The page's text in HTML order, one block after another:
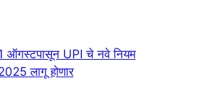
ऑगस्टपासून UPI चे नवे नियम
लागू होणार